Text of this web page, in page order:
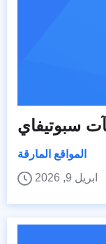
سبوتيفاي
المواقع المارقة
ابريل 9, 2026